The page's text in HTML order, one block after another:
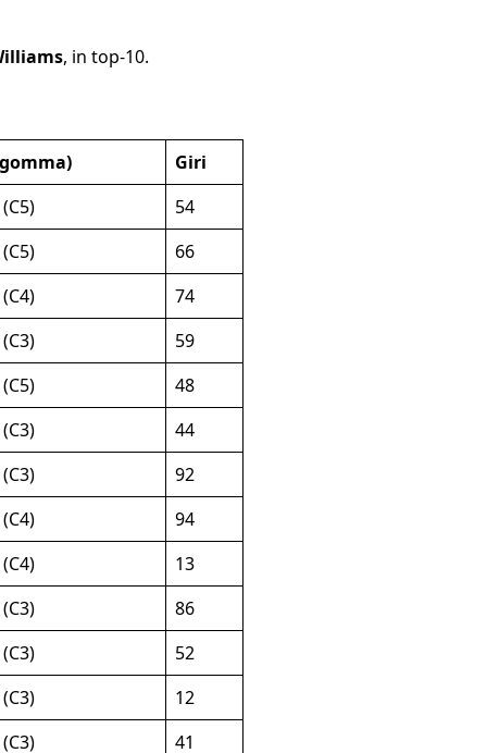
, in top-10.
Giri
54
66
74
59
48
44
92
94
13
86
52
12
41